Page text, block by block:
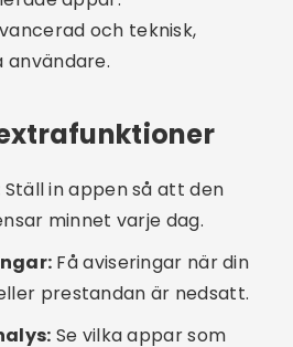
Vissa appar erbjuder
till allt på din enhet. Ge
behörigheter.